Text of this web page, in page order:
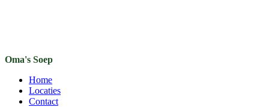
Oma's Soep
Home
Locaties
Contact